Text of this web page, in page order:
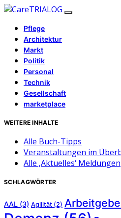
Pflege
Architektur
Markt
Politik
Personal
Technik
Gesellschaft
marketplace
WEITERE INHALTE
Alle Buch-Tipps
Veranstaltungen im
Alle ‚Aktuelles‘ Meldungen
SCHLAGWÖRTER
AAL (3) Agilität (2)